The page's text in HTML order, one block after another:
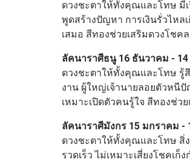
ดวงชะตาให้ทั้งคุณและโทษ มีเ
พูดสร้างปัญหา การเงินรั่วไห
เสมอ สีทองช่วยเสริมดวงโชค
ลัคนาราศีธนู 16 ธันวาคม -
ดวงชะตาให้ทั้งคุณและโทษ รู้สึ
งาน ผู้ใหญ่เจ้านายลอยตัวหนีปั
เหมาะเปิดตัวคนรู้ใจ สีทองช่ว
ลัคนาราศีมังกร 15 มกราคม -
ดวงชะตาให้ทั้งคุณและโทษ สิ่
รวดเร็ว ไม่เหมาะเสี่ยงโชคเ